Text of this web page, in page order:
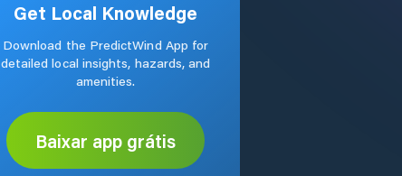
Get Local Knowledge
Download the PredictWind App for
detailed local insights, hazards, and
amenities.
Baixar app grátis